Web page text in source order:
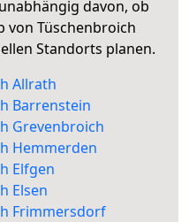
davon, ob
von Tüschenbroich
Standorts planen.
Allrath
Barrenstein
Grevenbroich
Hemmerden
Elfgen
Elsen
Frimmersdorf